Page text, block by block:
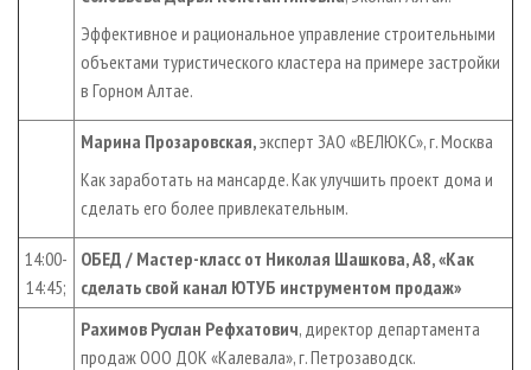
Эффективное и рациональное управление строительными
объектами туристического кластера на примере застройки
в Горном Алтае.
Марина Прозаровская,эксперт ЗАО «ВЕЛЮКС», г. Москва
Как заработать на мансарде. Как улучшить проект дома и
сделать его более привлекательным.
14:00-
14:45;
ОБЕД / Мастер-класс от Николая Шашкова, А8, «Как
сделать свой канал ЮТУБ инструментом продаж»
Рахимов Руслан Рефхатович, директор департамента
продаж ООО ДОК «Калевала», г. Петрозаводск.